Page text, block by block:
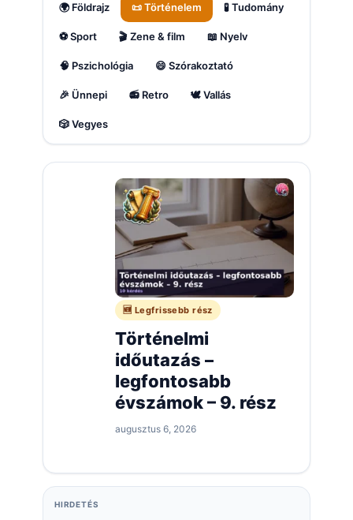
🌍 Földrajz 📜 Történelem 🧪 Tudomány
⚽ Sport 🎬 Zene & film 📖 Nyelv
🧠 Pszichológia 😄 Szórakoztató
🎉 Ünnepi 📻 Retro 🕊️ Vallás
🎲 Vegyes
🆕 Legfrissebb rész
Történelmi
időutazás –
legfontosabb
évszámok – 9. rész
augusztus 6, 2026
HIRDETÉS